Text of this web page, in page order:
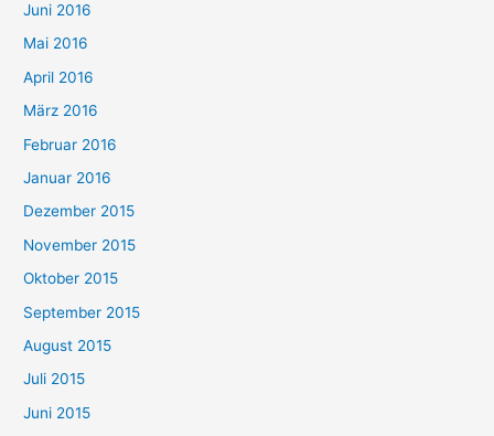
Juni 2016
Mai 2016
April 2016
März 2016
Februar 2016
Januar 2016
Dezember 2015
November 2015
Oktober 2015
September 2015
August 2015
Juli 2015
Juni 2015